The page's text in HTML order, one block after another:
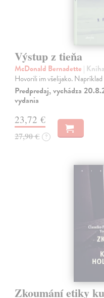
Výstup z tieňa
McDonald Bernadette | Kniha
Hovorili im všelijako. Napríklad
Predpredaj, vychádza
vydania
23,72 €
27,90 € ?
Zkoumání etiky